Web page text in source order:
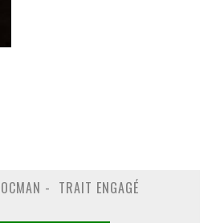
- TRAIT ENGAGÉ